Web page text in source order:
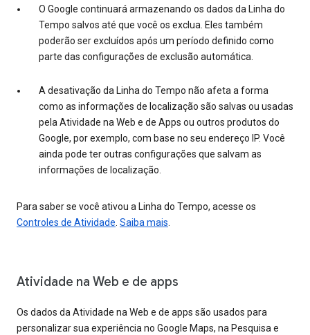
O Google continuará armazenando os dados da Linha do
Tempo salvos até que você os exclua. Eles também
poderão ser excluídos após um período definido como
parte das configurações de exclusão automática.
A desativação da Linha do Tempo não afeta a forma
como as informações de localização são salvas ou usadas
pela Atividade na Web e de Apps ou outros produtos do
Google, por exemplo, com base no seu endereço IP. Você
ainda pode ter outras configurações que salvam as
informações de localização.
Para saber se você ativou a Linha do Tempo, acesse os
Controles de Atividade. Saiba mais.
Atividade na Web e de apps
Os dados da Atividade na Web e de apps são usados para
personalizar sua experiência no Google Maps, na Pesquisa e